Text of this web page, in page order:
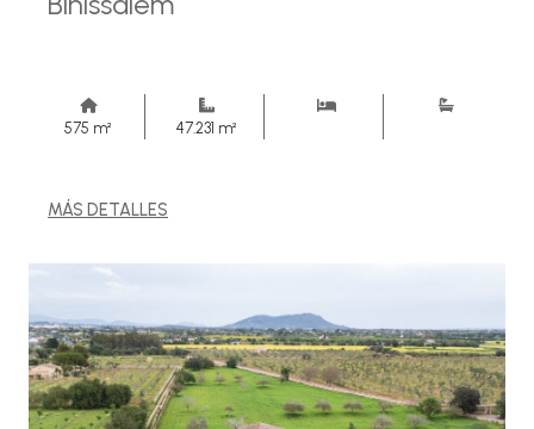
575 m² 47.231 m²
MÁS DETALLES